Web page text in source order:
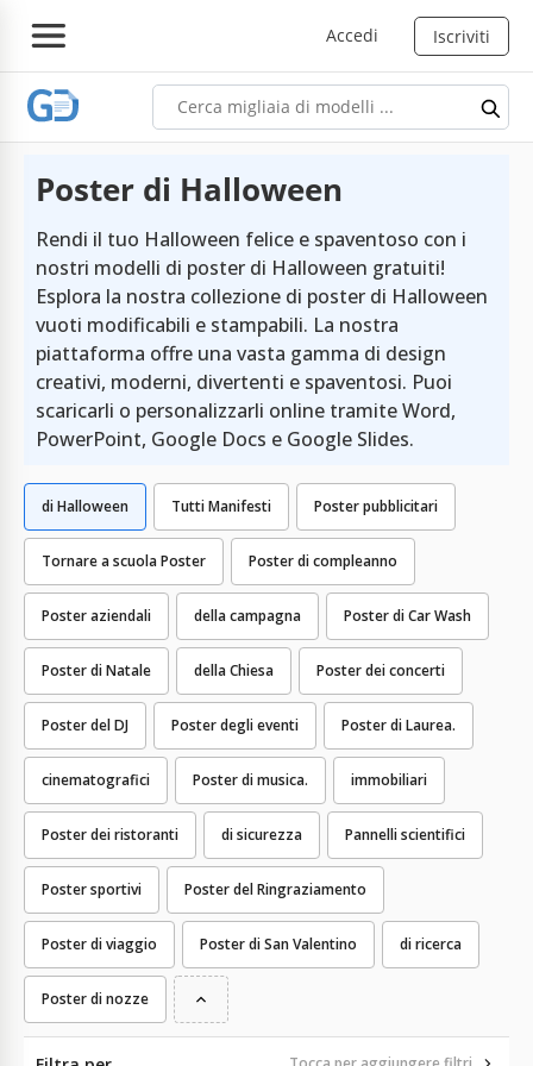
Accedi Iscriviti
Poster di Halloween
Rendi il tuo Halloween felice e spaventoso con i
nostri modelli di poster di Halloween gratuiti!
Esplora la nostra collezione di poster di Halloween
vuoti modificabili e stampabili. La nostra
piattaforma offre una vasta gamma di design
creativi, moderni, divertenti e spaventosi. Puoi
scaricarli o personalizzarli online tramite Word,
PowerPoint, Google Docs e Google Slides.
Tutti Manifesti Poster pubblicitari
Tornare a scuola Poster Poster di compleanno
Poster aziendali della campagna Poster di Car Wash
Poster di Natale della Chiesa Poster dei concerti
Poster del DJ Poster degli eventi Poster di Laurea.
di Halloween
cinematografici Poster di musica. immobiliari
Poster dei ristoranti di sicurezza Pannelli scientifici
Poster sportivi Poster del Ringraziamento
Poster di viaggio Poster di San Valentino di ricerca
Poster di nozze